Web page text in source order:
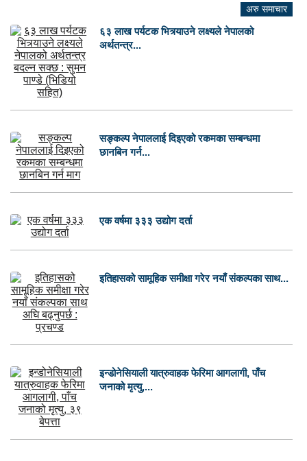
अरु समाचार
६३ लाख पर्यटक भित्र्याउने लक्ष्यले नेपालको
अर्थतन्त्र...
सङ्कल्प नेपाललाई दिइएको रकमका सम्बन्धमा
छानबिन गर्न...
एक वर्षमा ३३३ उद्योग दर्ता
इतिहासको सामूहिक समीक्षा गरेर नयाँ संकल्पका साथ...
इन्डोनेसियाली यात्रुवाहक फेरिमा आगलागी, पाँच
जनाको मृत्यु,...